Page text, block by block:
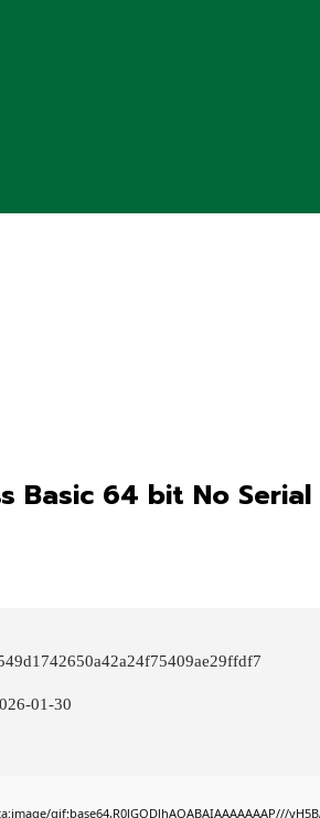
Basic 64 bit No
01-30
gif;base64,R0lGODlhAQABAIAAAAAAAP///